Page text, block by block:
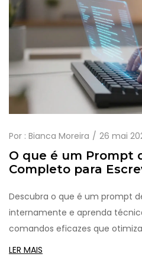
Por : Bianca Moreira 26 mai
O que é um Prompt
Completo para
Descubra o que é um prompt
internamente e aprenda
comandos eficazes que
ferramentas como ChatGPT.
LER MAIS